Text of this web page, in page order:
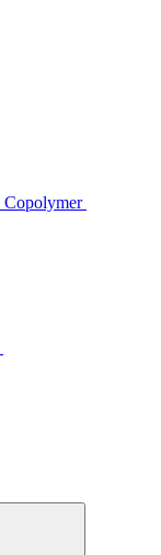
Copolymer